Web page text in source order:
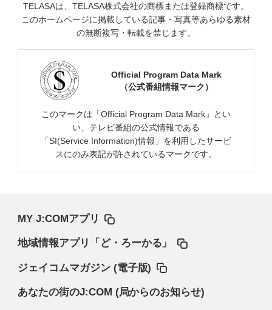
TELASAは、TELASA株式会社の商標または登録商標です。
このホームページに掲載している記事・写真等あらゆる素材
の無断複写・転載を禁じます。
Official Program Data Mark
（公式番組情報マーク）
このマークは「Official Program Data Mark」とい
い、テレビ番組の公式情報である
「SI(Service Information)情報」を利用したサービ
スにのみ表記が許されているマークです。
MY J:COMアプリ
地域情報アプリ「ど・ろーかる」
ジェイコムマガジン (電子版)
あなたの街のJ:COM (局からのお知らせ)